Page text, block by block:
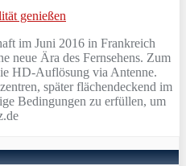
im Juni 2016 in Frankreich
neue Ära des Fernsehens. Zum
HD-Auflösung via Antenne.
später flächendeckend im
Bedingungen zu erfüllen, um